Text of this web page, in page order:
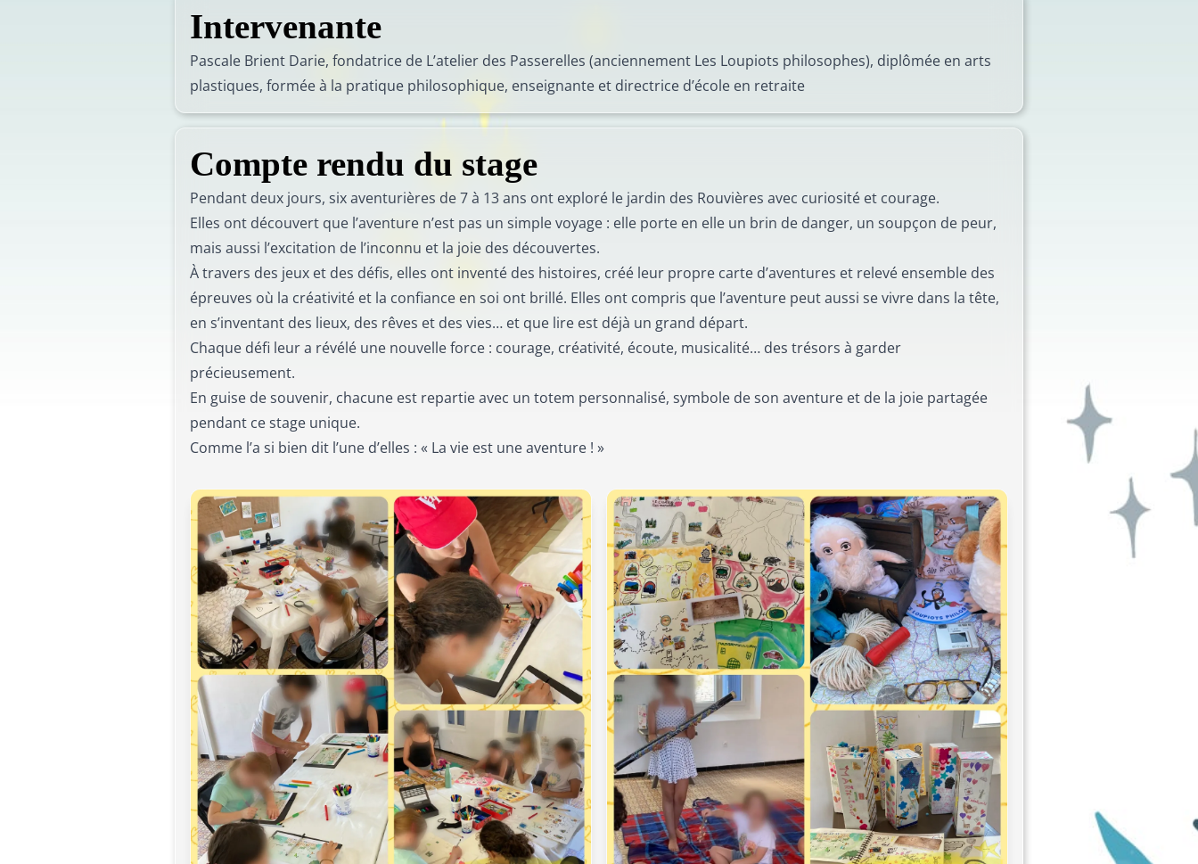
Intervenante
Pascale Brient Darie, fondatrice de L’atelier des Passerelles (anciennement Les Loupiots philosophes), diplômée en arts
plastiques, formée à la pratique philosophique, enseignante et directrice d’école en retraite
Compte rendu du stage
Pendant deux jours, six aventurières de 7 à 13 ans ont exploré le jardin des Rouvières avec curiosité et courage.
Elles ont découvert que l’aventure n’est pas un simple voyage : elle porte en elle un brin de danger, un soupçon de peur,
mais aussi l’excitation de l’inconnu et la joie des découvertes.
À travers des jeux et des défis, elles ont inventé des histoires, créé leur propre carte d’aventures et relevé ensemble des
épreuves où la créativité et la confiance en soi ont brillé. Elles ont compris que l’aventure peut aussi se vivre dans la tête,
en s’inventant des lieux, des rêves et des vies… et que lire est déjà un grand départ.
Chaque défi leur a révélé une nouvelle force : courage, créativité, écoute, musicalité… des trésors à garder
précieusement.
En guise de souvenir, chacune est repartie avec un totem personnalisé, symbole de son aventure et de la joie partagée
pendant ce stage unique.
Comme l’a si bien dit l’une d’elles : « La vie est une aventure ! »